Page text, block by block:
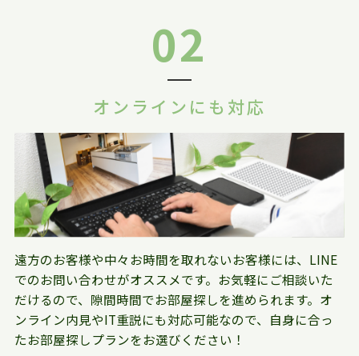
02
オンラインにも対応
遠方のお客様や中々お時間を取れないお客様には、LINE
でのお問い合わせがオススメです。お気軽にご相談いた
だけるので、隙間時間でお部屋探しを進められます。オ
ンライン内見やIT重説にも対応可能なので、自身に合っ
たお部屋探しプランをお選びください！